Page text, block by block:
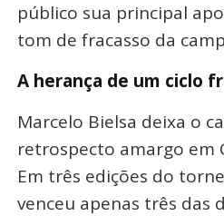
público sua principal
tom de fracasso da
A herança de um ciclo
Marcelo Bielsa deixa o
retrospecto amargo em
Em três edições do
venceu apenas três das